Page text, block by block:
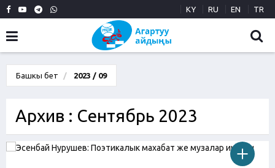
KY RU EN TR
Башкы бет 2023 / 09
Архив : Сентябрь 2023